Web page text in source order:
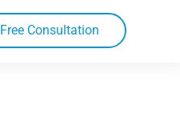
Free Consultation